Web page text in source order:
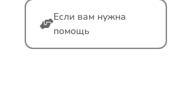
Если вам нужна
помощь